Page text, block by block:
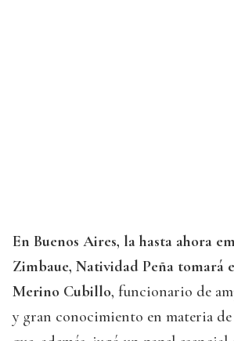
En Buenos Aires, la hasta ahora
Zimbaue, Natividad Peña tomará
Merino Cubillo, funcionario de
y gran conocimiento en materia